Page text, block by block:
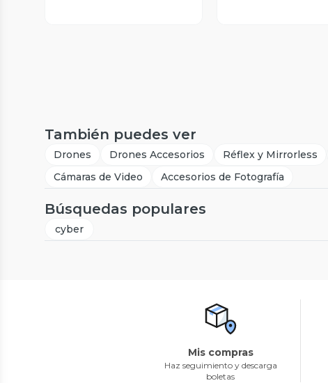
También puedes ver
Drones Drones Accesorios Réflex y Mirrorless
Cámaras de Video
Accesorios de Fotografía
Búsquedas populares
cyber
Mis compras
Haz seguimiento y descarga
boletas